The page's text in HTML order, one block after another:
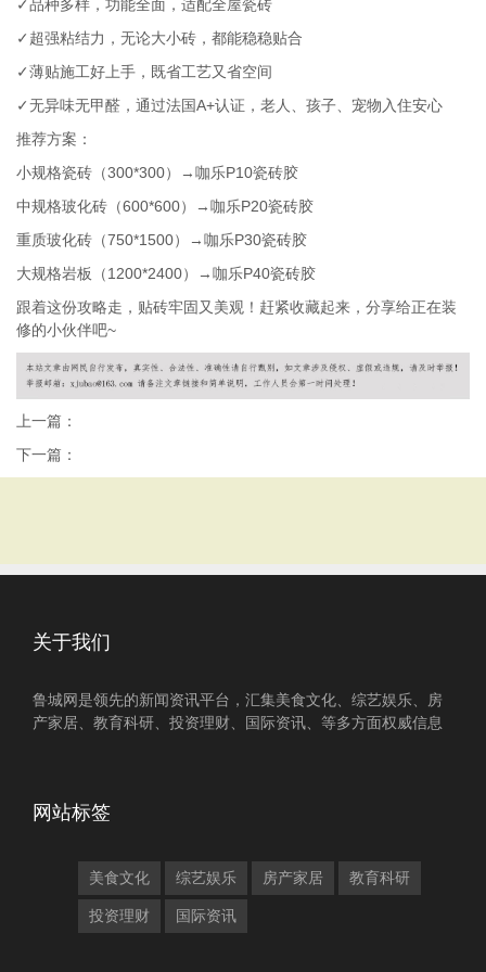
✓品种多样，功能全面，适配全屋瓷砖
✓超强粘结力，无论大小砖，都能稳稳贴合
✓薄贴施工好上手，既省工艺又省空间
✓无异味无甲醛，通过法国A+认证，老人、孩子、宠物入住安心
推荐方案：
小规格瓷砖（300*300）→咖乐P10瓷砖胶
中规格玻化砖（600*600）→咖乐P20瓷砖胶
重质玻化砖（750*1500）→咖乐P30瓷砖胶
大规格岩板（1200*2400）→咖乐P40瓷砖胶
跟着这份攻略走，贴砖牢固又美观！赶紧收藏起来，分享给正在装
修的小伙伴吧~
上一篇：
下一篇：
关于我们
鲁城网是领先的新闻资讯平台，汇集美食文化、综艺娱乐、房
产家居、教育科研、投资理财、国际资讯、等多方面权威信息
网站标签
美食文化 综艺娱乐 房产家居 教育科研
投资理财 国际资讯